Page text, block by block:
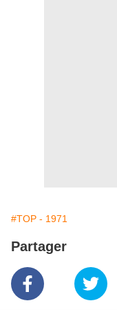
#TOP - 1971
Partager